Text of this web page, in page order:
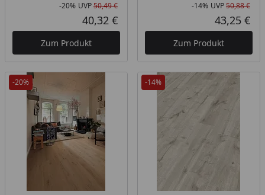
Rabatt in Prozent
-20%
Ursprünglicher Preis
UVP50,49 €
Aktueller Preis
40,32 €
Zum Produkt
-14% UVP50,88 €
43,25 €
Zum Produkt
-20% -14%